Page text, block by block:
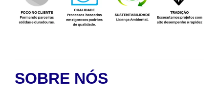
SOBRE NÓS